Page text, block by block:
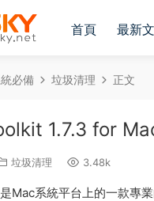
首頁 最新
必備 垃圾清理 正文
1.7.3 for
垃圾清理 3.48k
是Mac系統平台上的一款專